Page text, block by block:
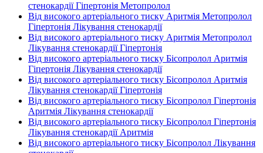
стенокардії Гіпертонія Метопролол
Від високого артеріального тиску Аритмія Метопролол
Гіпертонія Лікування стенокардії
Від високого артеріального тиску Аритмія Метопролол
Лікування стенокардії Гіпертонія
Від високого артеріального тиску Бісопролол Аритмія
Гіпертонія Лікування стенокардії
Від високого артеріального тиску Бісопролол Аритмія
Лікування стенокардії Гіпертонія
Від високого артеріального тиску Бісопролол Гіпертонія
Аритмія Лікування стенокардії
Від високого артеріального тиску Бісопролол Гіпертонія
Лікування стенокардії Аритмія
Від високого артеріального тиску Бісопролол Лікування